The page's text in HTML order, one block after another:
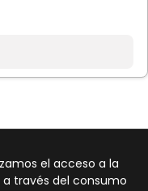
el acceso a la
través del consumo